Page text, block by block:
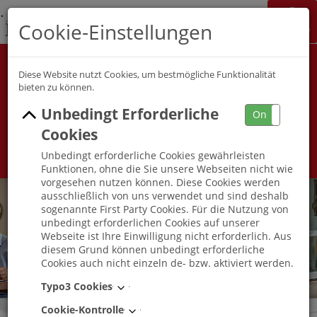
Jobchannel
Job Map
Alle Berufsfelder Alle Berufe
Umkreis
Cookie-Einstellungen
Diese Website nutzt Cookies, um bestmögliche Funktionalität
bieten zu können.
Unbedingt Erforderliche
Cookies
On
Unbedingt erforderliche Cookies gewährleisten
Funktionen, ohne die Sie unsere Webseiten nicht wie
vorgesehen nutzen können. Diese Cookies werden
ausschließlich von uns verwendet und sind deshalb
sogenannte First Party Cookies. Für die Nutzung von
unbedingt erforderlichen Cookies auf unserer
Webseite ist Ihre Einwilligung nicht erforderlich. Aus
diesem Grund können unbedingt erforderliche
Cookies auch nicht einzeln de- bzw. aktiviert werden.
Typo3 Cookies
Cookie-Kontrolle